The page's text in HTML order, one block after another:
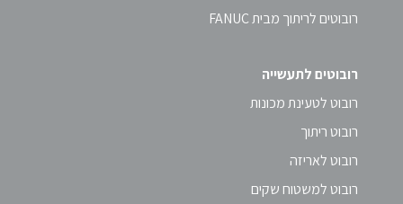
רובוטים לריתוך מבית FANUC
רובוטים לתעשייה
רובוט לטעינת מכונות
רובוט ריתוך
רובוט לאריזה
רובוט למשטוח שקים